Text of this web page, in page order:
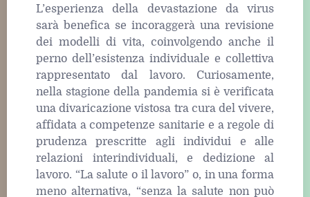
L’esperienza della devastazione da virus
sarà benefica se incoraggerà una revisione
dei modelli di vita, coinvolgendo anche il
perno dell’esistenza individuale e collettiva
rappresentato dal lavoro. Curiosamente,
nella stagione della pandemia si è verificata
una divaricazione vistosa tra cura del vivere,
affidata a competenze sanitarie e a regole di
prudenza prescritte agli individui e alle
relazioni interindividuali, e dedizione al
lavoro. “La salute o il lavoro” o, in una forma
meno alternativa, “senza la salute non può